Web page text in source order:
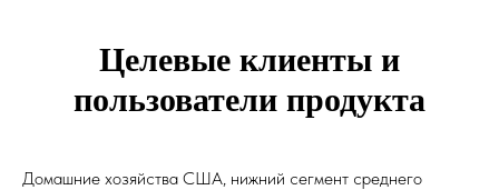
Целевые клиенты и
пользователи продукта
Домашние хозяйства США, нижний сегмент среднего